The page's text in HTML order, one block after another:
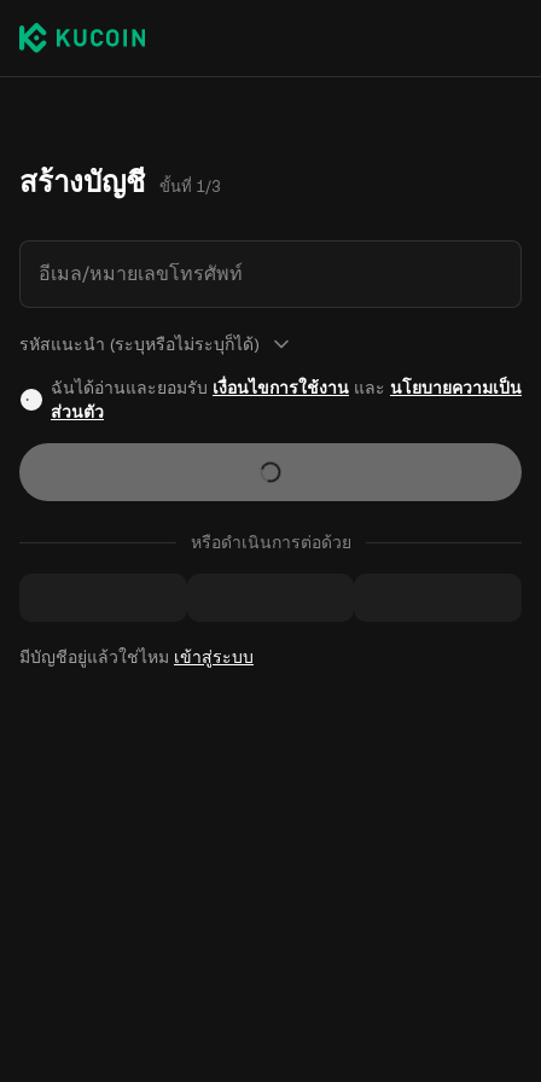
สร้างบัญชี ขั้นที่ 1/3
อีเมล/หมายเลขโทรศัพท์
รหัสแนะนำ (ระบุหรือไม่ระบุก็ได้)
ฉันได้อ่านและยอมรับ เงื่อนไขการใช้งานและ นโยบายความเป็น
ส่วนตัว
หรือดำเนินการต่อด้วย
มีบัญชีอยู่แล้วใช่ไหม เข้าสู่ระบบ